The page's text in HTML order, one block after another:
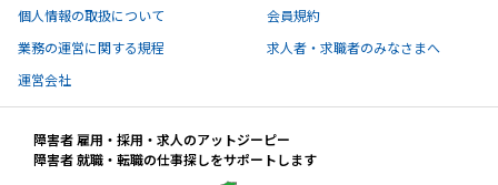
個人情報の取扱について
会員規約
業務の運営に関する規程
求人者・求職者のみなさまへ
運営会社
障害者 雇用・採用・求人のアットジーピー
障害者 就職・転職の仕事探しをサポートします
障害者専門の求人検索・スカウトサービス
お問い合わせ・よくある質問
お問い合わせ
よくある質問